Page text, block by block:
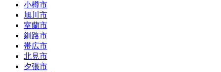
小樽市
旭川市
室蘭市
釧路市
帯広市
北見市
夕張市